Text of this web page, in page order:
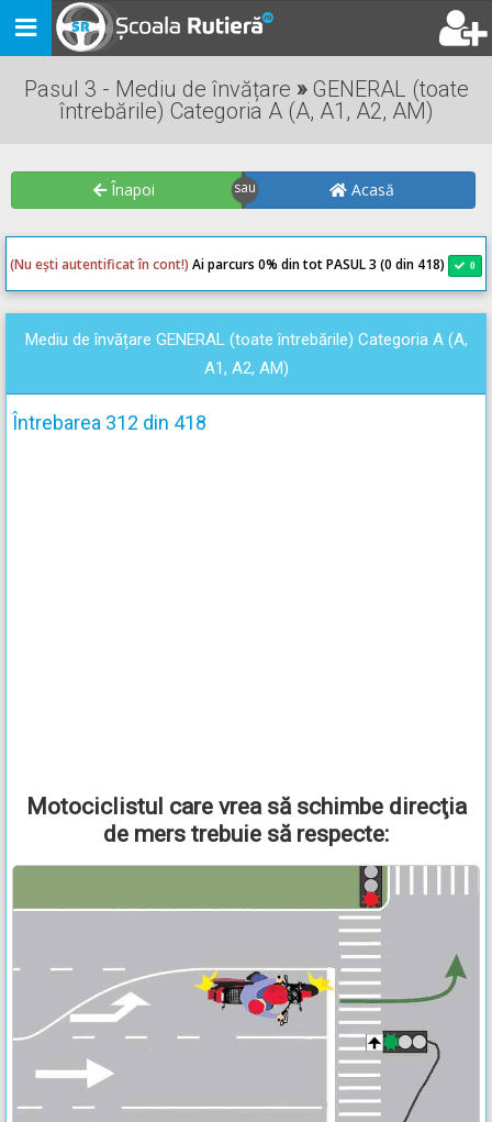
Toggle
navigation
Pasul 3 - Mediu de învățare »GENERAL (toate
întrebările) Categoria A (A, A1, A2, AM)
Înapoi Acasă
(Nu ești autentificat în cont!) Ai parcurs 0% din tot PASUL 3 (0 din 418) 0
Mediu de învățare GENERAL (toate întrebările) Categoria A (A,
A1, A2, AM)
Întrebarea 312 din 418
Motociclistul care vrea să schimbe direcţia
de mers trebuie să respecte: